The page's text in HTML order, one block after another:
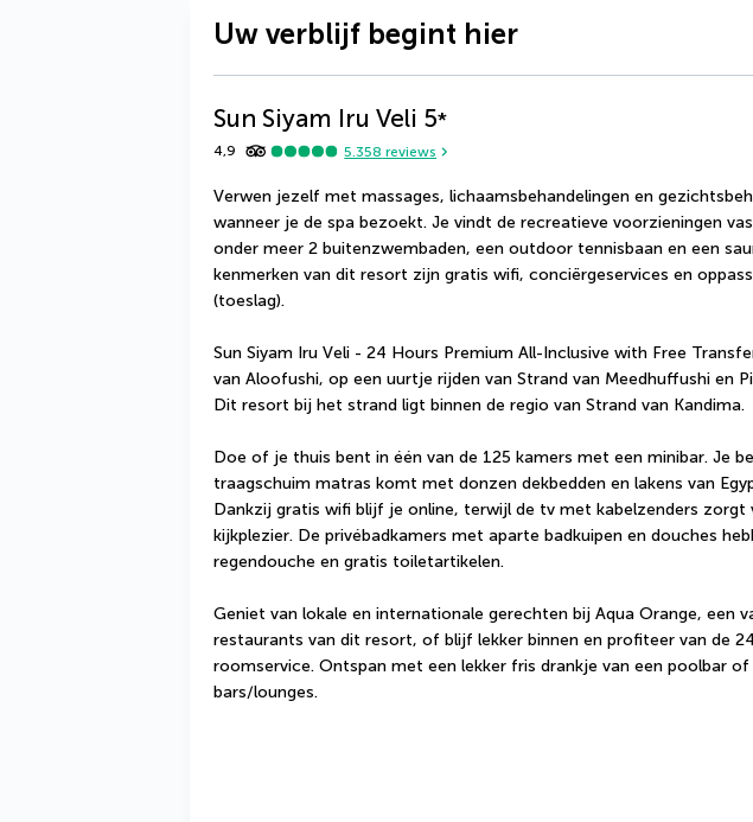
Uw verblijf begint hier
Sun Siyam Iru Veli 5*
4,9 5.358 reviews
Verwen jezelf met massages, lichaamsbehandelingen en
wanneer je de spa bezoekt. Je vindt de recreatieve voorzieningen
onder meer 2 buitenzwembaden, een outdoor tennisbaan en een
kenmerken van dit resort zijn gratis wifi, conciërgeservices en
(toeslag).
Sun Siyam Iru Veli - 24 Hours Premium All-Inclusive with Free
van Aloofushi, op een uurtje rijden van Strand van Meedhuffushi en
Dit resort bij het strand ligt binnen de regio van Strand van Kandima.
Doe of je thuis bent in één van de 125 kamers met een minibar. Je
traagschuim matras komt met donzen dekbedden en lakens van
Dankzij gratis wifi blijf je online, terwijl de tv met kabelzenders zorgt
kijkplezier. De privébadkamers met aparte badkuipen en douches
regendouche en gratis toiletartikelen.
Geniet van lokale en internationale gerechten bij Aqua Orange, een
restaurants van dit resort, of blijf lekker binnen en profiteer van de
roomservice. Ontspan met een lekker fris drankje van een poolbar of
bars/lounges.